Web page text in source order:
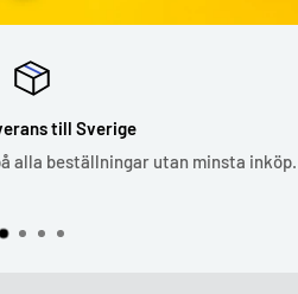
till Sverige
alla beställningar utan minsta inköp.